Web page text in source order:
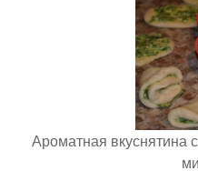
Ароматная вкуснятина